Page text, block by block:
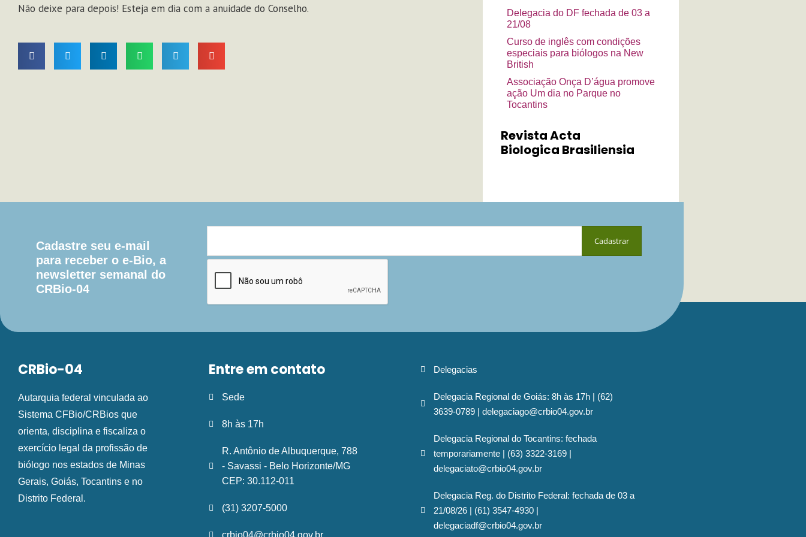
Não deixe para depois! Esteja em dia com a anuidade do Conselho.
Delegacia do DF fechada de 03 a
21/08
Curso de inglês com condições
especiais para biólogos na New
British
Associação Onça D’água promove
ação Um dia no Parque no
Tocantins
Revista Acta
Biologica Brasiliensia
Cadastre seu e-mail
para receber o e-Bio, a
newsletter semanal do
CRBio-04
CRBio-04
Autarquia federal vinculada ao
Sistema CFBio/CRBios que
orienta, disciplina e fiscaliza o
exercício legal da profissão de
biólogo nos estados de Minas
Gerais, Goiás, Tocantins e no
Distrito Federal.
Entre em contato
Sede
8h às 17h
R. Antônio de Albuquerque, 788
- Savassi - Belo Horizonte/MG
CEP: 30.112-011
(31) 3207-5000
crbio04@crbio04.gov.br
Delegacias
Delegacia Regional de Goiás: 8h às 17h | (62)
3639-0789 | delegaciago@crbio04.gov.br
Delegacia Regional do Tocantins: fechada
temporariamente | (63) 3322-3169 |
delegaciato@crbio04.gov.br
Delegacia Reg. do Distrito Federal: fechada de 03 a
21/08/26 | (61) 3547-4930 |
delegaciadf@crbio04.gov.br